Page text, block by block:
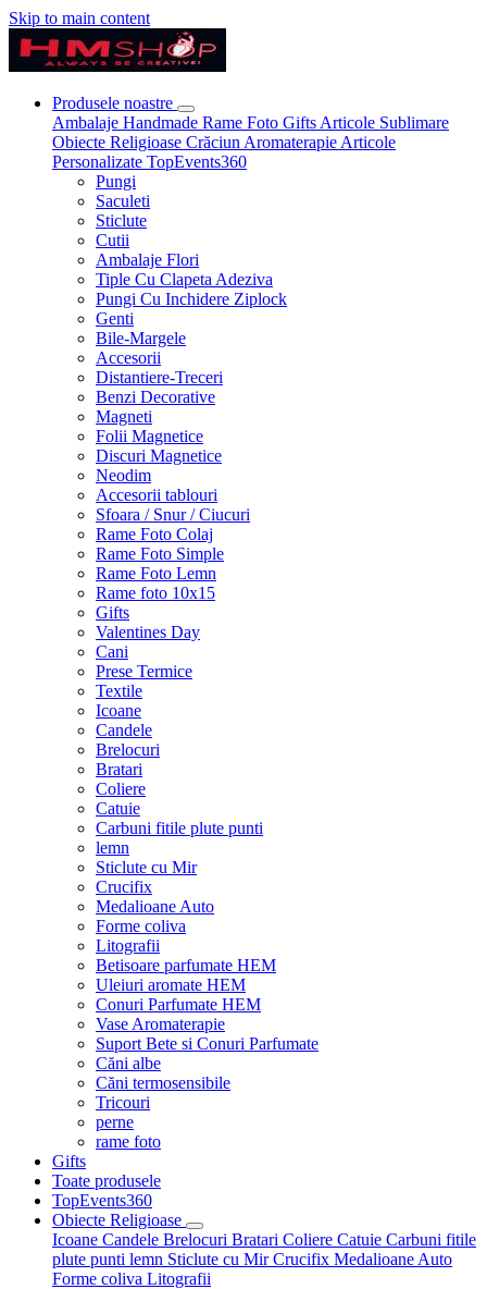
Skip to main content
Produsele noastre
Ambalaje Handmade Rame Foto Gifts Articole Sublimare
Obiecte Religioase Crăciun Aromaterapie Articole
Personalizate TopEvents360
Pungi
Saculeti
Sticlute
Cutii
Ambalaje Flori
Tiple Cu Clapeta Adeziva
Pungi Cu Inchidere Ziplock
Genti
Bile-Margele
Accesorii
Distantiere-Treceri
Benzi Decorative
Magneti
Folii Magnetice
Discuri Magnetice
Neodim
Accesorii tablouri
Sfoara / Snur / Ciucuri
Rame Foto Colaj
Rame Foto Simple
Rame Foto Lemn
Rame foto 10x15
Gifts
Valentines Day
Cani
Prese Termice
Textile
Icoane
Candele
Brelocuri
Bratari
Coliere
Catuie
Carbuni fitile plute punti
lemn
Sticlute cu Mir
Crucifix
Medalioane Auto
Forme coliva
Litografii
Betisoare parfumate HEM
Uleiuri aromate HEM
Conuri Parfumate HEM
Vase Aromaterapie
Suport Bete si Conuri Parfumate
Căni albe
Căni termosensibile
Tricouri
perne
rame foto
Gifts
Toate produsele
TopEvents360
Obiecte Religioase
Icoane Candele Brelocuri Bratari Coliere Catuie Carbuni fitile
plute punti lemn Sticlute cu MirCrucifix Medalioane Auto
Forme coliva Litografii